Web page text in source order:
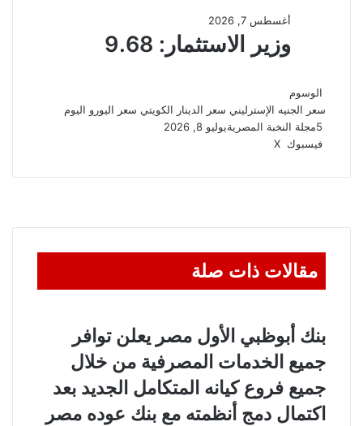
الوسوم
سعر الجنيه الإسترليني سعر الدينار الكويتي سعر اليورو اليوم
مجلة النخبة المصريةيوليو 8, 2026
فيسبوك ‫X
البريد
مقالات ذات صلة
بنك أبوظبي الأول مصر يعلن توافر
جميع الخدمات المصرفية من خلال
جميع فروع كيانه المتكامل الجديد بعد
اكتمال دمج أنظمته مع بنك عوده مصر